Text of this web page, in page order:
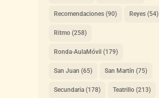
Recomendaciones(90) Reyes(54)
Ritmo(258)
Ronda-AulaMóvil (179)
San Juan (65) San Martín (75)
Secundaria(178) Teatrillo(213)